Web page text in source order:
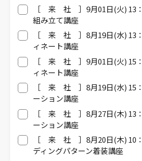
［ 来 社 ］9月01日(火) 13
組み立て講座
［ 来 社 ］8月19日(水) 13
ィネート講座
［ 来 社 ］9月01日(火) 15
ィネート講座
［ 来 社 ］8月19日(水) 15：
ーション講座
［ 来 社 ］8月27日(木) 13：
ーション講座
［ 来 社 ］8月20日(木) 10：
ディングパターン着装講座